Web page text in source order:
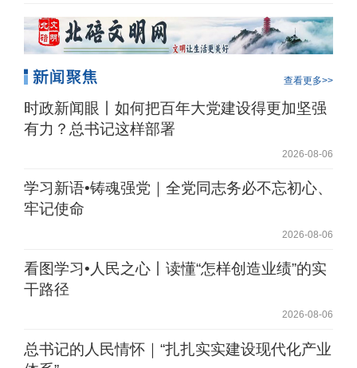
查看更多>>
时政新闻眼丨如何把百年大党建设得更加坚强
有力？总书记这样部署
2026-08-06
学习新语•铸魂强党｜全党同志务必不忘初心、
牢记使命
2026-08-06
看图学习•人民之心丨读懂“怎样创造业绩”的实
干路径
2026-08-06
总书记的人民情怀｜“扎扎实实建设现代化产业